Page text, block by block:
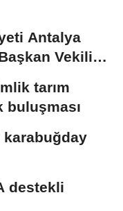
Antalya
Vekili
tarım
buluşması
karabuğday
destekli